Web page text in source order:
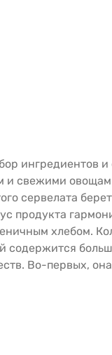
ингредиентов и
и свежими
сервелата
продукта
хлебом.
содержится
Во-первых,